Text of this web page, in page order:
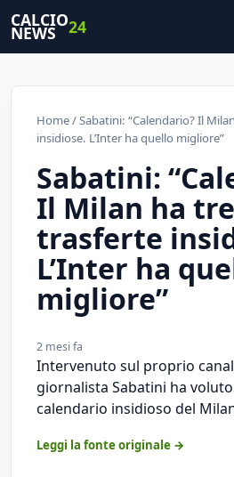
CALCIO
NEWS 24
Home/ Sabatini: “Calendario? Il
insidiose. L’Inter ha quello migliore”
Sabatini:
Il Milan ha tre
trasferte
L’Inter ha
migliore”
2 mesi fa
Intervenuto sul proprio
giornalista Sabatini ha
calendario insidioso del
Leggi la fonte originale →